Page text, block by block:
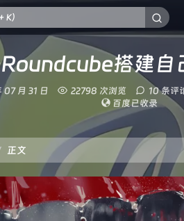
搭建自
07 月 31 日 22798 次浏览 10 条评
百度已收录
正文